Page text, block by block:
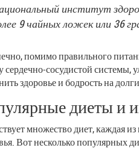
институт
9 чайных ложек или 36
помимо правильного
сердечно-сосудистой
здоровье и бодрость на
диеты и
множество диет, каждая
Вот несколько популярных